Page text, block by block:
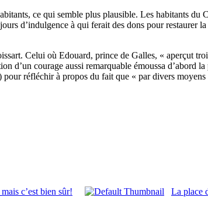
ce qui semble plus plausible. Les habitants du
d’indulgence à qui ferait des dons pour restaurer
Celui où Edouard, prince de Galles, « aperçut
d’un courage aussi remarquable émoussa
réfléchir à propos du fait que « par divers
c’est bien sûr! La place